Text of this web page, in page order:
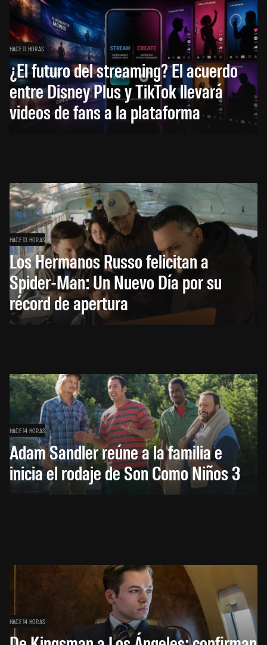
HACE 11 HORAS
¿El futuro del streaming? El acuerdo
entre Disney Plus y TikTok llevará
videos de fans a la plataforma
HACE 13 HORAS
Los Hermanos Russo felicitan a
Spider-Man: Un Nuevo Día por su
récord de apertura
HACE 14 HORAS
Adam Sandler reúne a la familia e
inicia el rodaje de Son Como Niños 3
HACE 14 HORAS